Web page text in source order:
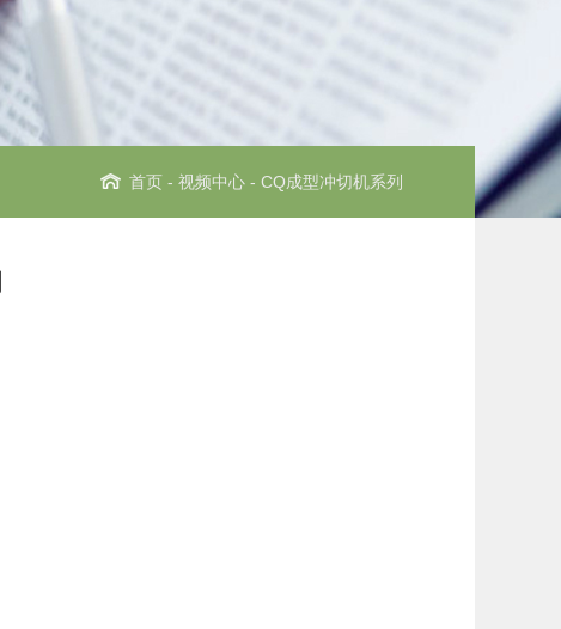
首页 - 视频中心 - CQ成型冲切机系列